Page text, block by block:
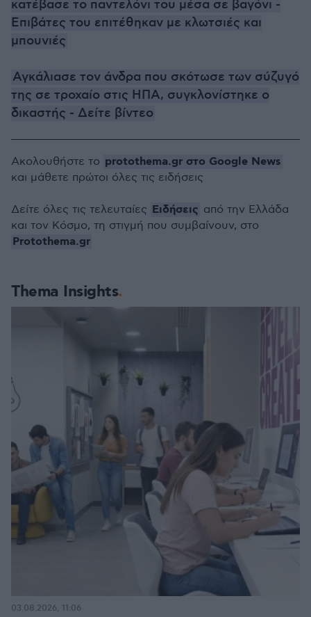
κατέβασε το παντελόνι του μέσα σε βαγόνι -
Επιβάτες του επιτέθηκαν με κλωτσιές και
μπουνιές
Αγκάλιασε τον άνδρα που σκότωσε των σύζυγό
της σε τροχαίο στις ΗΠΑ, συγκλονίστηκε ο
δικαστής - Δείτε βίντεο
Thema Insights
03.08.2026, 11:06
Ακολουθήστε το protothema.gr στο Google News
και μάθετε πρώτοι όλες τις ειδήσεις
Δείτε όλες τις τελευταίες Ειδήσεις από την Ελλάδα
και τον Κόσμο, τη στιγμή που συμβαίνουν, στο
Protothema.gr